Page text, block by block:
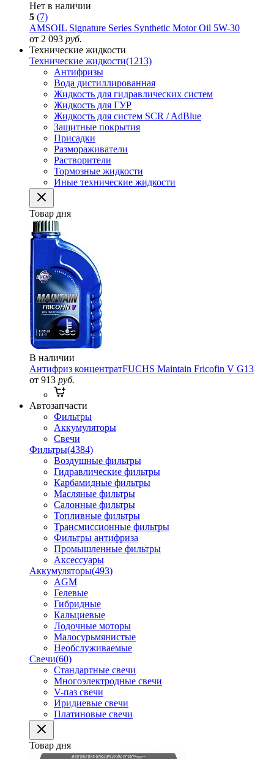
Нет в наличии
5 (7)
AMSOIL Signature Series Synthetic Motor Oil 5W-30
от 2 093 руб.
Технические жидкости
Технические жидкости(1213)
Антифризы
Вода дистиллированная
Жидкость для гидравлических систем
Жидкость для ГУР
Жидкость для систем SCR / AdBlue
Защитные покрытия
Присадки
Размораживатели
Растворители
Тормозные жидкости
Иные технические жидкости
Товар дня
В наличии
Антифриз концентратFUCHS Maintain Fricofin V G13
от 913 руб.
Автозапчасти
Фильтры
Аккумуляторы
Свечи
Фильтры(4384)
Воздушные фильтры
Гидравлические фильтры
Карбамидные фильтры
Масляные фильтры
Салонные фильтры
Топливные фильтры
Трансмиссионные фильтры
Фильтры антифриза
Промышленные фильтры
Аксессуары
Аккумуляторы(493)
AGM
Гелевые
Гибридные
Кальциевые
Лодочные моторы
Малосурьмянистые
Необслуживаемые
Свечи(60)
Стандартные свечи
Многоэлектродные свечи
V-паз свечи
Иридиевые свечи
Платиновые свечи
Товар дня